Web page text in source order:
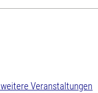
weitere Veranstaltungen